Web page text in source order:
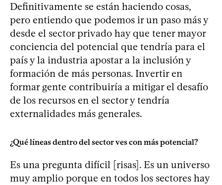
Definitivamente se están haciendo cosas,
pero entiendo que podemos ir un paso más y
desde el sector privado hay que tener mayor
conciencia del potencial que tendría para el
país y la industria apostar a la inclusión y
formación de más personas. Invertir en
formar gente contribuiría a mitigar el desafío
de los recursos en el sector y tendría
externalidades más generales.
¿Qué líneas dentro del sector ves con más potencial?
Es una pregunta difícil [risas]. Es un universo
muy amplio porque en todos los sectores hay